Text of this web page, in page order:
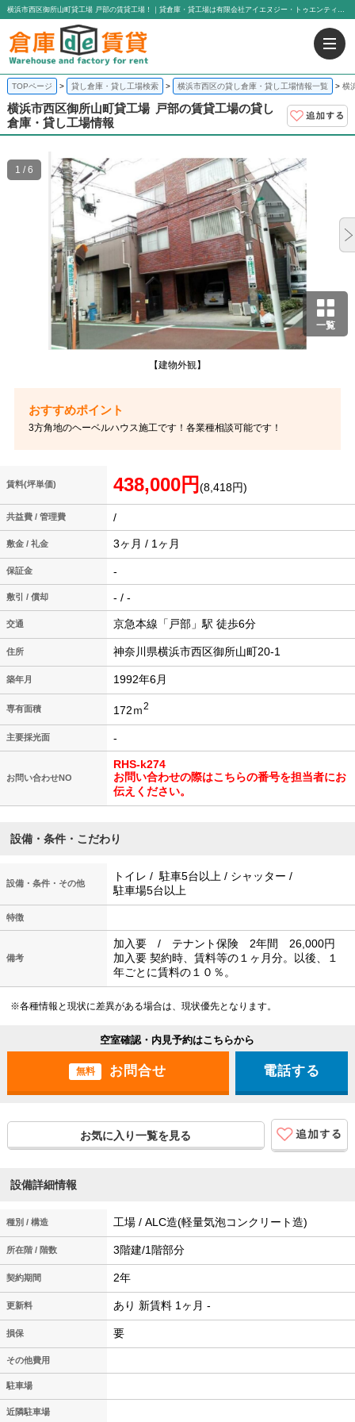
横浜市西区御所山町貸工場 戸部の賃貸工場！｜貸倉庫・貸工場は有限会社アイエヌジー・トゥエンティーワン
TOPページ 貸し倉庫・貸し工場検索 横浜市西区の貸し倉庫・貸し工場情報一覧 横
横浜市西区御所山町貸工場 戸部の賃貸工場の貸し
倉庫・貸し工場情報
一覧
【建物外観】
1 / 6
3方角地のヘーベルハウス施工です！各業種相談可能です！
賃料(坪単価) 438,000円 (8,418円)
共益費 / 管理費 /
敷金 / 礼金 3ヶ月 / 1ヶ月
保証金 -
敷引 / 償却 - / -
交通 京急本線「戸部」駅 徒歩6分
住所 神奈川県横浜市西区御所山町20-1
築年月 1992年6月
専有面積 172ｍ2
主要採光面 -
お問い合わせNO
RHS-k274
お問い合わせの際はこちらの番号を担当者にお
伝えください。
設備・条件・こだわり
設備・条件・その他
トイレ / 駐車5台以上 / シャッター /
駐車場5台以上
特徴
備考
加入要 / テナント保険 2年間 26,000円
加入要 契約時、賃料等の１ヶ月分。以後、１
年ごとに賃料の１０％。
※各種情報と現状に差異がある場合は、現状優先となります。
空室確認・内見予約はこちらから
無料 電話する
お気に入り一覧を見る
設備詳細情報
種別 / 構造 工場 / ALC造(軽量気泡コンクリート造)
所在階 / 階数 3階建/1階部分
契約期間 2年
更新料 あり 新賃料 1ヶ月 -
損保 要
その他費用
駐車場
近隣駐車場